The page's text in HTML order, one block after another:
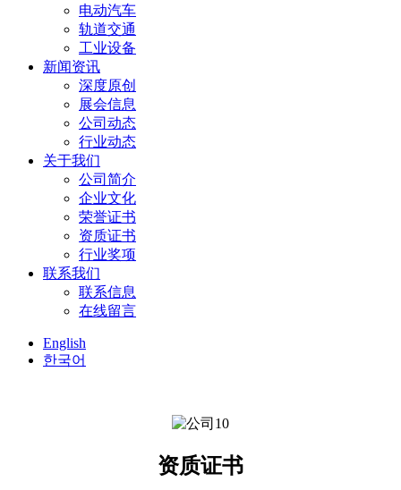
电动汽车
轨道交通
工业设备
新闻资讯
深度原创
展会信息
公司动态
行业动态
关于我们
公司简介
企业文化
荣誉证书
资质证书
行业奖项
联系我们
联系信息
在线留言
English
한국어
资质证书